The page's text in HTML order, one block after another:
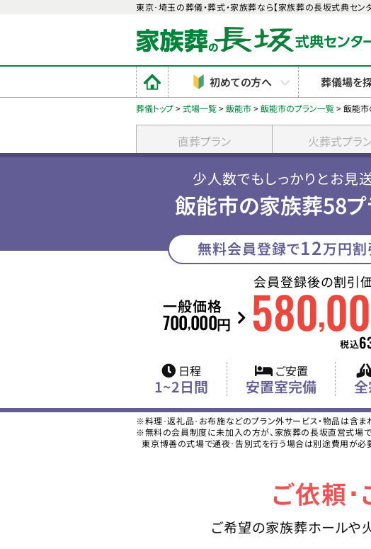
東京･埼玉の葬儀・葬式・家族葬なら【家族葬の長坂式典センタ
初めての方へ 葬儀場を
葬儀トップ>式場一覧>飯能市>飯能市のプラン一覧>飯能市
直葬プラン 火葬式プラ
少人数でもしっかりとお見
飯能市の家族葬58プ
無料会員登録で12万円割
一般価格
700,000円
会員登録後の割引
580,
税込
日程
1~2日間
ご安置
安置室完備
※料理･返礼品･お布施などのプラン外サービス・物品は含ま
※無料の会員制度に未加入の方が、家族葬の長坂直営式場
東京博善の式場で通夜･告別式を行う場合は別途費用が必要
ご依頼･
ご希望の家族葬ホールや